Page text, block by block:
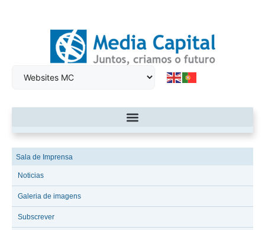
Sala de Imprensa
Noticias
Galeria de imagens
Subscrever